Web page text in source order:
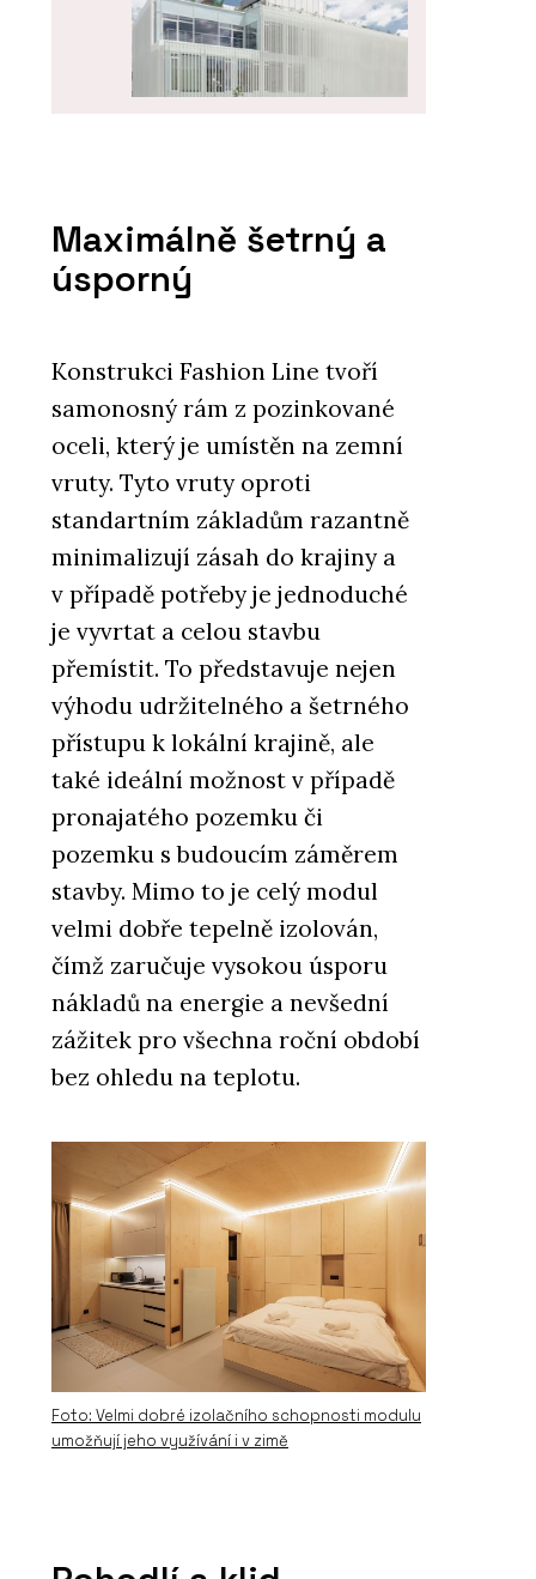
KOMA MODULAR s. r. o.
PRODUKTY
Modulární bytové domy - KOMA
ČLÁNKY
Umění prvního dojmu.
Modulární fasády kombinují
praktické a elegantní v jeden
celek
PRODUKTY
Modulární nemocnice - KOMA
ČLÁNKY
Restaurace coby designová
loď u řeky Moravy
Maximálně šetrný a
úsporný
Konstrukci Fashion Line tvoří
samonosný rám z pozinkované
oceli, který je umístěn na zemní
vruty. Tyto vruty oproti
standartním základům razantně
minimalizují zásah do krajiny a
v případě potřeby je jednoduché
je vyvrtat a celou stavbu
přemístit. To představuje nejen
výhodu udržitelného a šetrného
přístupu k lokální krajině, ale
také ideální možnost v případě
pronajatého pozemku či
pozemku s budoucím záměrem
stavby. Mimo to je celý modul
velmi dobře tepelně izolován,
čímž zaručuje vysokou úsporu
nákladů na energie a nevšední
zážitek pro všechna roční období
bez ohledu na teplotu.
Foto: Velmi dobré izolačního schopnosti modulu
umožňují jeho využívání i v zimě